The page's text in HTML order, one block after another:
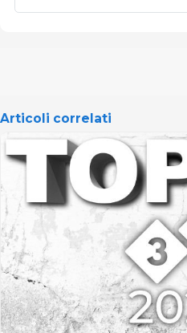
Articoli correlati